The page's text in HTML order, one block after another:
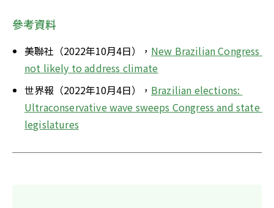
參考資料
美聯社（2022年10月4日）， New Brazilian Congress
not likely to address climate
世界報（2022年10月4日）， Brazilian elections:
Ultraconservative wave sweeps Congress and state
legislatures